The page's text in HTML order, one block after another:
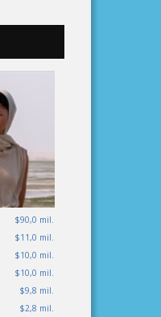
$90,0 mil.
$11,0 mil.
$10,0 mil.
$10,0 mil.
$9,8 mil.
$2,8 mil.